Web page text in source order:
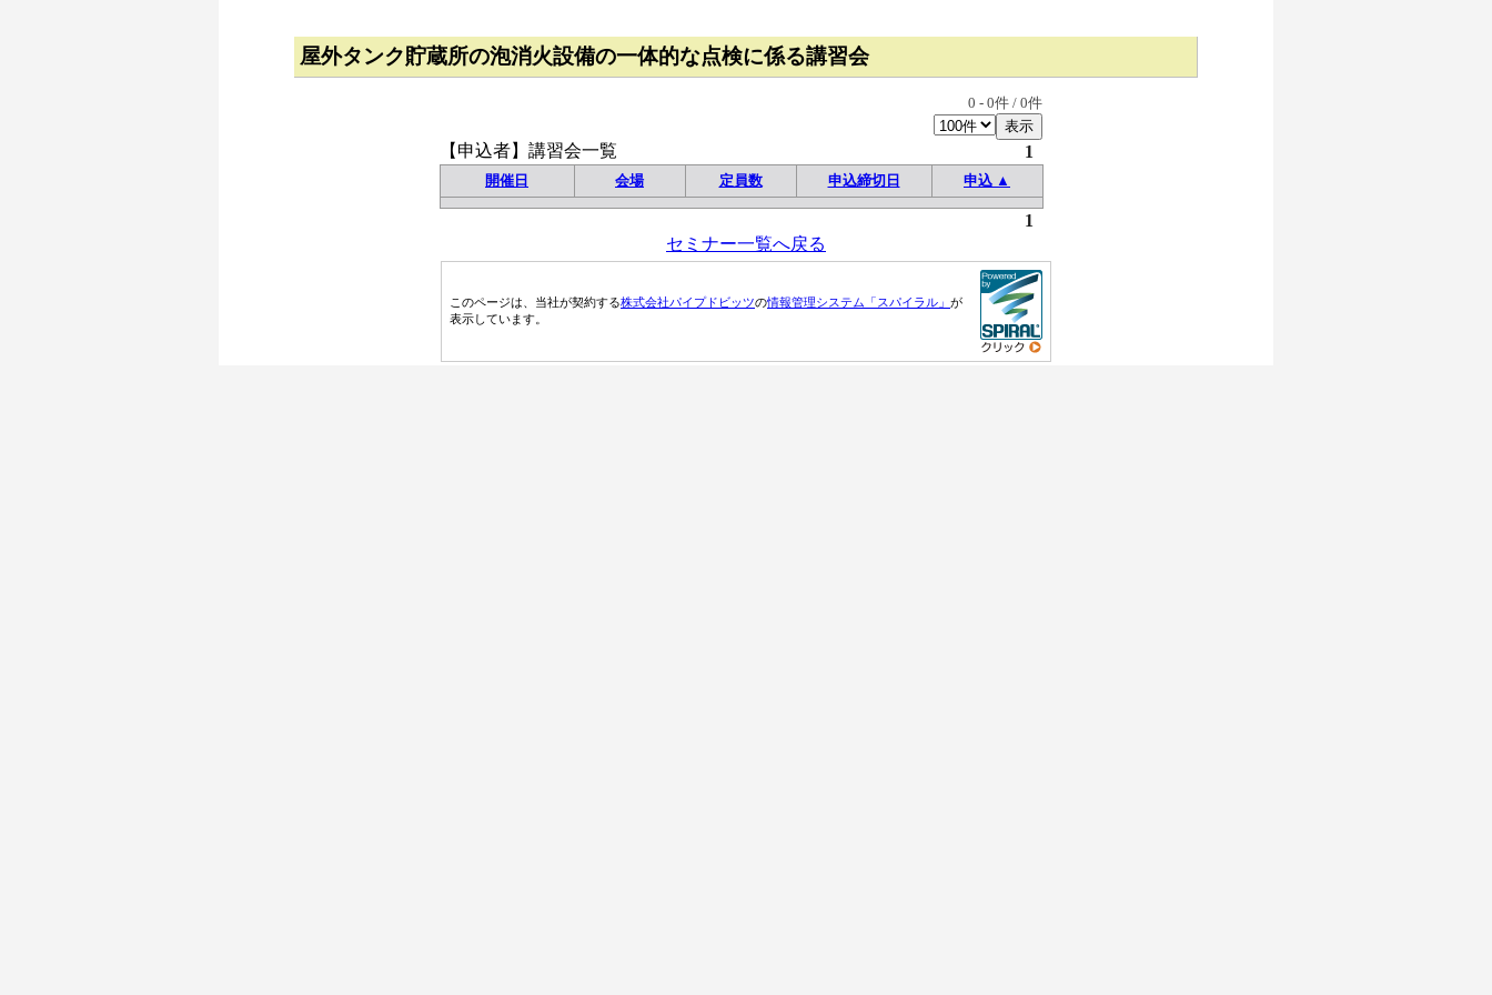
屋外タンク貯蔵所の泡消火設備の一体的な点検に係る講習会
0 - 0件 / 0件
【申込者】講習会一覧 1
開催日 会場 定員数 申込締切日 申込 ▲
1
セミナー一覧へ戻る
このページは、当社が契約する株式会社パイプドビッツの情報管理システム「スパイラル」 が
表示しています。